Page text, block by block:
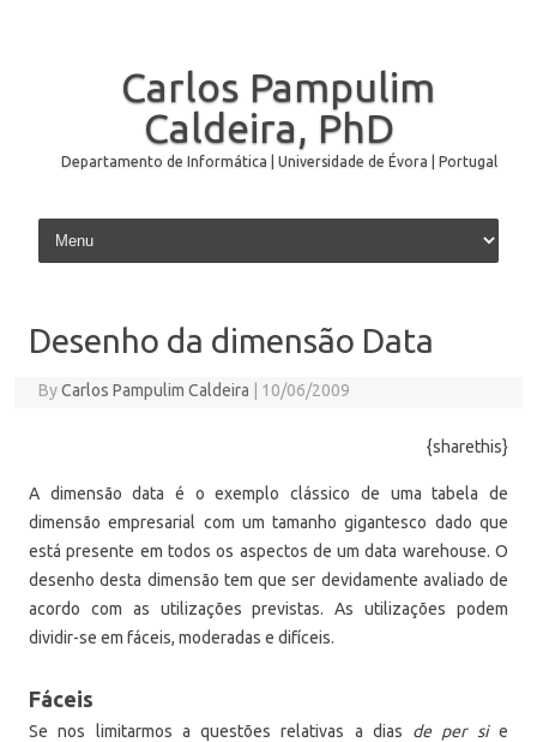
Carlos Pampulim
Caldeira, PhD
Departamento de Informática | Universidade de Évora | Portugal
Skip to content
Desenho da dimensão Data
ByCarlos Pampulim Caldeira 10/06/2009
{sharethis}
A dimensão data é o exemplo clássico de uma tabela de
dimensão empresarial com um tamanho gigantesco dado que
está presente em todos os aspectos de um data warehouse. O
desenho desta dimensão tem que ser devidamente avaliado de
acordo com as utilizações previstas. As utilizações podem
dividir-se em fáceis, moderadas e difíceis.
Fáceis
Se nos limitarmos a questões relativas a dias de per sie